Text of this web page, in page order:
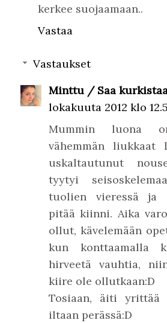
kerkee suojaamaan..
Vastaa
Vastaukset
Minttu / Saa
lokakuuta 2012 klo
Mummin luona
vähemmän
uskaltautunut
tyytyi
tuolien vieressä ja
pitää kiinni. Aika
ollut, kävelemään
kun konttaamalla
hirveetä vauhtia,
kiire ole ollutkaan:D
Tosiaan, äiti yrittää
iltaan perässä:D